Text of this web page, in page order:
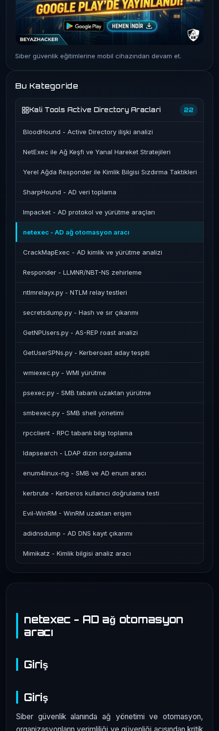
netexec - AD ağ otomasyon
aracı
Giriş
Giriş
Siber güvenlik alanında ağ yönetimi ve otomasyon,
Siber güvenlik eğitimlerine mobil cihazından devam et.
Bu Kategoride
Kali Tools Active Directory Araclari 22
BloodHound - Active Directory ilişki analizi
NetExec ile Ağ Keşfi ve Yanal Hareket Stratejileri
Yerel Ağda Responder ile Kimlik Bilgisi Sızdırma Taktikleri
SharpHound - AD veri toplama
Impacket - AD protokol ve yürütme araçları
netexec - AD ağ otomasyon aracı
CrackMapExec - AD kimlik ve yürütme analizi
Responder - LLMNR/NBT-NS zehirleme
ntlmrelayx.py - NTLM relay testleri
secretsdump.py - Hash ve sır çıkarımı
GetNPUsers.py - AS-REP roast analizi
GetUserSPNs.py - Kerberoast aday tespiti
wmiexec.py - WMI yürütme
psexec.py - SMB tabanlı uzaktan yürütme
smbexec.py - SMB shell yönetimi
rpcclient - RPC tabanlı bilgi toplama
ldapsearch - LDAP dizin sorgulama
enum4linux-ng - SMB ve AD enum aracı
kerbrute - Kerberos kullanıcı doğrulama testi
Evil-WinRM - WinRM uzaktan erişim
adidnsdump - AD DNS kayıt çıkarımı
Mimikatz - Kimlik bilgisi analiz aracı